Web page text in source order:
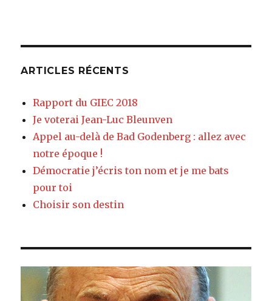
ARTICLES RÉCENTS
Rapport du GIEC 2018
Je voterai Jean-Luc Bleunven
Appel au-delà de Bad Godenberg : allez avec
notre époque !
Démocratie j’écris ton nom et je me bats
pour toi
Choisir son destin